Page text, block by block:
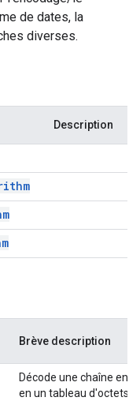
de dates, la
diverses.
Description
Brève description
Décode une chaîne
en un tableau d'octets